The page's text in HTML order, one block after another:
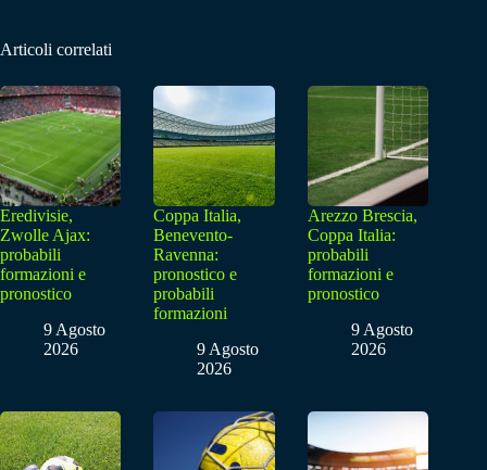
Articoli correlati
Eredivisie,
Zwolle Ajax:
probabili
formazioni e
pronostico
9 Agosto
2026
Coppa Italia,
Benevento-
Ravenna:
pronostico e
probabili
formazioni
9 Agosto
2026
Arezzo Brescia,
Coppa Italia:
probabili
formazioni e
pronostico
9 Agosto
2026